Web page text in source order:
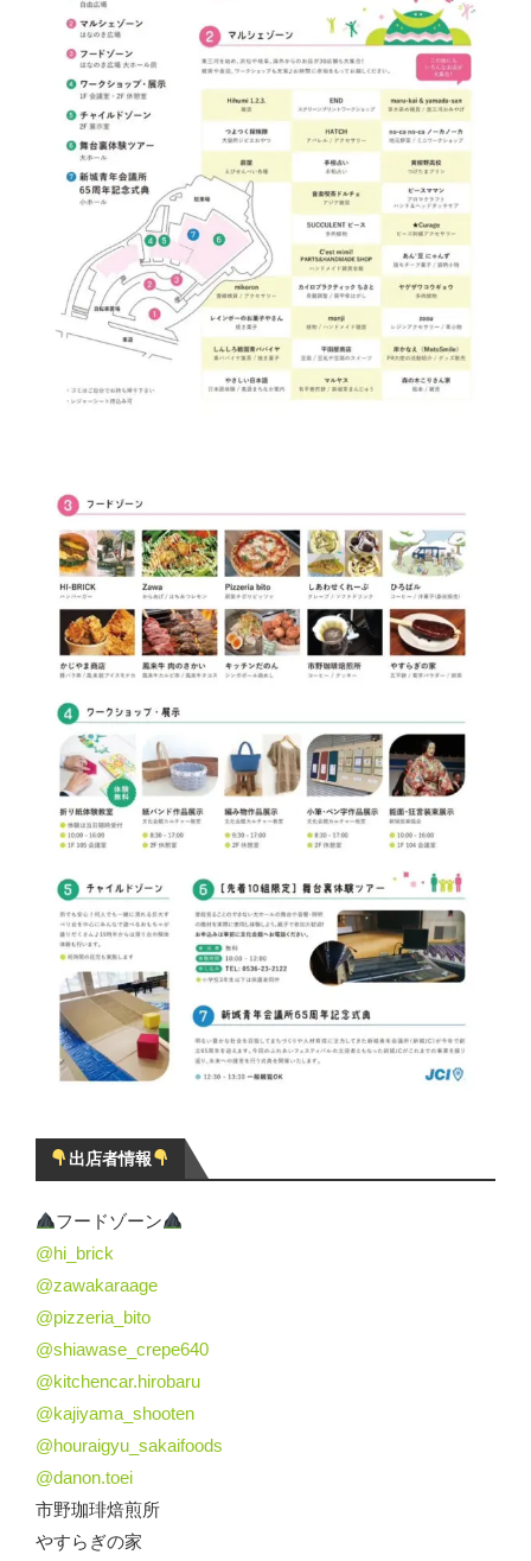
出店者情報
フードゾーン
@hi_brick
@zawakaraage
@pizzeria_bito
@shiawase_crepe640
@kitchencar.hirobaru
@kajiyama_shooten
@houraigyu_sakaifoods
@danon.toei
市野珈琲焙煎所
やすらぎの家